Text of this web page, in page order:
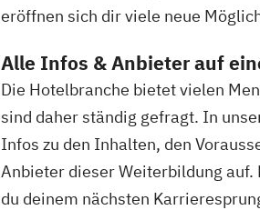
eröffnen sich dir viele neue
Alle Infos & Anbieter auf
Die Hotelbranche bietet vielen
sind daher ständig gefragt. In
Infos zu den Inhalten, den
Anbieter dieser Weiterbildung auf.
du deinem nächsten